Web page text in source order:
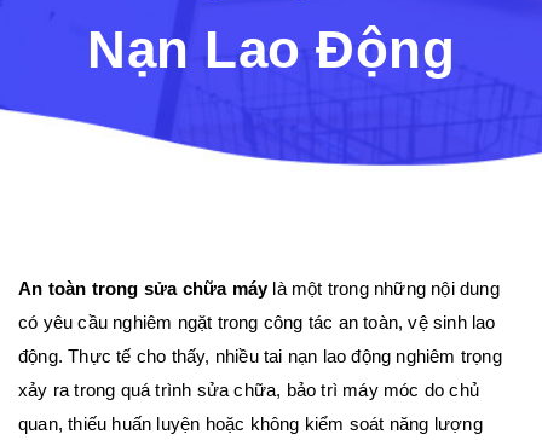
Nạn Lao Động
An toàn trong sửa chữa máylà một trong những nội dung
có yêu cầu nghiêm ngặt trong công tác an toàn, vệ sinh lao
động. Thực tế cho thấy, nhiều tai nạn lao động nghiêm trọng
xảy ra trong quá trình sửa chữa, bảo trì máy móc do chủ
quan, thiếu huấn luyện hoặc không kiểm soát năng lượng